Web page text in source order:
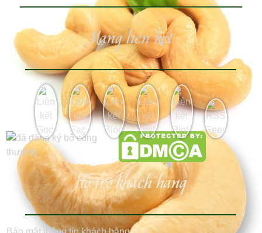
Mạng liên kết
Hỗ trợ khách hàng